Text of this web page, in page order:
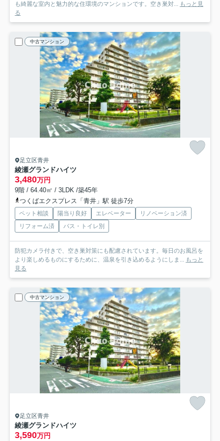
も綺麗な室内と魅力的な住環境のマンションです。空き巣対... もっと見
る
中古マンション
足立区青井
綾瀬グランドハイツ
3,480万円
9階 / 64.40㎡ / 3LDK /築45年
つくばエクスプレス「青井」駅 徒歩7分
ペット相談 陽当り良好 エレベーター
リノベーション済
リフォーム済
バス・トイレ別
防犯カメラ付きで、空き巣対策にも配慮されています。毎日のお風呂を
より楽しめるものにするために、温泉を引き込めるようにしま... もっと
見る
中古マンション
足立区青井
綾瀬グランドハイツ
3,590万円